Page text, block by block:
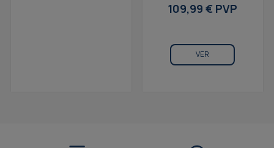
Negro
109,99 € PVP
VER